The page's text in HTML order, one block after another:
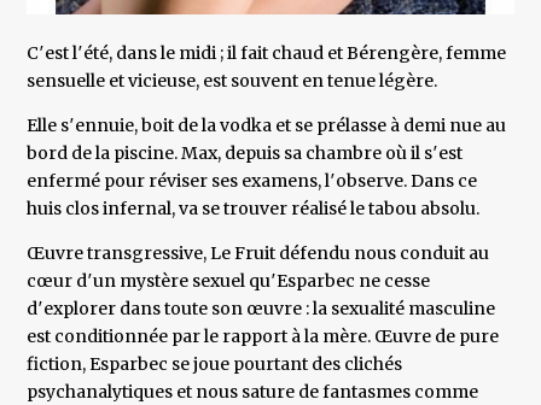
C′est l′été, dans le midi ; il fait chaud et Bérengère, femme
sensuelle et vicieuse, est souvent en tenue légère.
Elle s′ennuie, boit de la vodka et se prélasse à demi nue au
bord de la piscine. Max, depuis sa chambre où il s′est
enfermé pour réviser ses examens, l′observe. Dans ce
huis clos infernal, va se trouver réalisé le tabou absolu.
Œuvre transgressive, Le Fruit défendu nous conduit au
cœur d′un mystère sexuel qu′Esparbec ne cesse
d′explorer dans toute son œuvre : la sexualité masculine
est conditionnée par le rapport à la mère. Œuvre de pure
fiction, Esparbec se joue pourtant des clichés
psychanalytiques et nous sature de fantasmes comme